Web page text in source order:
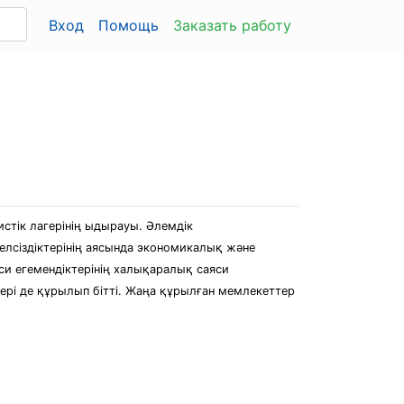
Вход Помощь Заказать работу
лагерінің ыдырауы. Әлемдік
аясында экономикалық және
егемендіктерінің халықаралық саяси
де құрылып бітті. Жаңа құрылған мемлекеттер